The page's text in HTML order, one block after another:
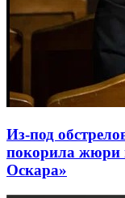
Из-под
покорила жюри
Оскара»